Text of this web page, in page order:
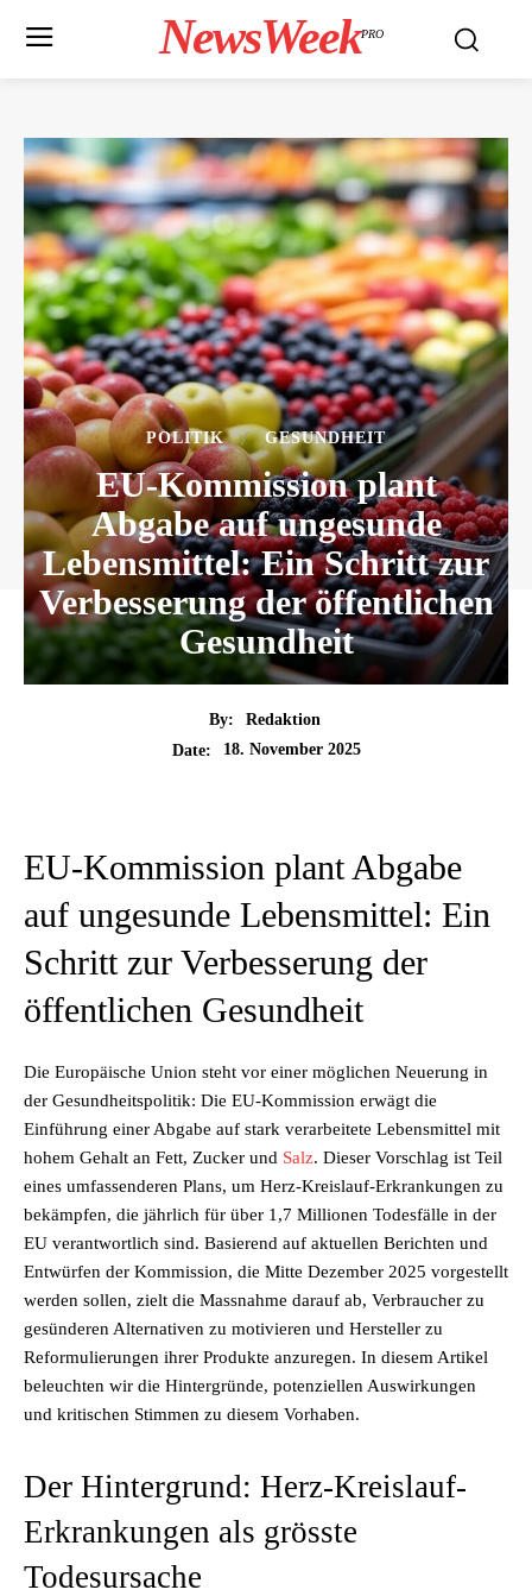
NewsWeekPRO
POLITIK GESUNDHEIT
EU-Kommission plant
Abgabe auf ungesunde
Lebensmittel: Ein Schritt zur
Verbesserung der öffentlichen
Gesundheit
By:
Redaktion
Date:
18. November 2025
EU-Kommission plant Abgabe
auf ungesunde Lebensmittel: Ein
Schritt zur Verbesserung der
öffentlichen Gesundheit
Die Europäische Union steht vor einer möglichen Neuerung in
der Gesundheitspolitik: Die EU-Kommission erwägt die
Einführung einer Abgabe auf stark verarbeitete Lebensmittel mit
hohem Gehalt an Fett, Zucker und Salz. Dieser Vorschlag ist Teil
eines umfassenderen Plans, um Herz-Kreislauf-Erkrankungen zu
bekämpfen, die jährlich für über 1,7 Millionen Todesfälle in der
EU verantwortlich sind. Basierend auf aktuellen Berichten und
Entwürfen der Kommission, die Mitte Dezember 2025 vorgestellt
werden sollen, zielt die Massnahme darauf ab, Verbraucher zu
gesünderen Alternativen zu motivieren und Hersteller zu
Reformulierungen ihrer Produkte anzuregen. In diesem Artikel
beleuchten wir die Hintergründe, potenziellen Auswirkungen
und kritischen Stimmen zu diesem Vorhaben.
Der Hintergrund: Herz-Kreislauf-
Erkrankungen als grösste
Todesursache